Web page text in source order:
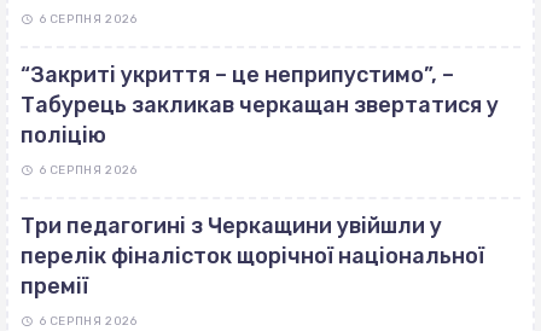
6 СЕРПНЯ 2026
“Закриті укриття – це неприпустимо”, –
Табурець закликав черкащан звертатися у
поліцію
6 СЕРПНЯ 2026
Три педагогині з Черкащини увійшли у
перелік фіналісток щорічної національної
премії
6 СЕРПНЯ 2026